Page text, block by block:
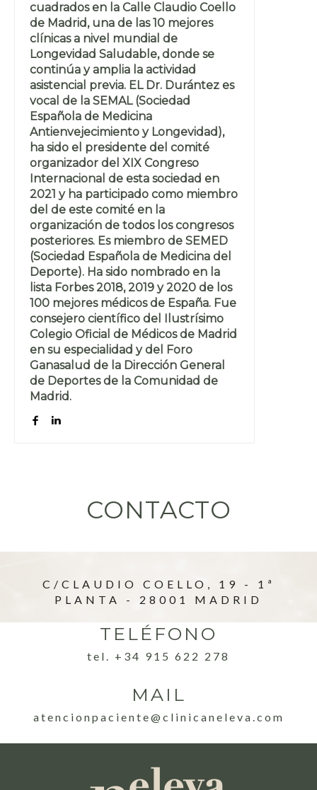
cuadrados en la Calle Claudio Coello
de Madrid, una de las 10 mejores
clínicas a nivel mundial de
Longevidad Saludable, donde se
continúa y amplia la actividad
asistencial previa. EL Dr. Durántez es
vocal de la SEMAL (Sociedad
Española de Medicina
Antienvejecimiento y Longevidad),
ha sido el presidente del comité
organizador del XIX Congreso
Internacional de esta sociedad en
2021 y ha participado como miembro
del de este comité en la
organización de todos los congresos
posteriores. Es miembro de SEMED
(Sociedad Española de Medicina del
Deporte). Ha sido nombrado en la
lista Forbes 2018, 2019 y 2020 de los
100 mejores médicos de España. Fue
consejero científico del Ilustrísimo
Colegio Oficial de Médicos de Madrid
en su especialidad y del Foro
Ganasalud de la Dirección General
de Deportes de la Comunidad de
Madrid.
CONTACTO
C/CLAUDIO COELLO, 19 - 1ª
PLANTA - 28001 MADRID
TELÉFONO
tel. +34 915 622 278
MAIL
atencionpaciente@clinicaneleva.com